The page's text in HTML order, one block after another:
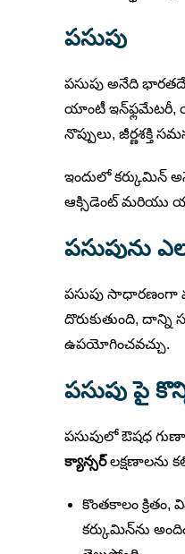
పసుపు
పసుపు అనేది
యాంటీ ఇన్‌ఫ్లమేటరీ,
నొప్పులు, జీర్ణశక్తి
ఇందులో కర్కుమిన్
ఆక్సిడెంట్ మరియు
పసుపును
పసుపు సాధారణంగా
దొరుకుతుంది,
ఉపయోగించవచ్చు.
పసుపు పై
పసుపులో ఔషధ
క్యాన్సర్లక్షణాలను
కొంతకాలం
కర్కుమిన్‌ను